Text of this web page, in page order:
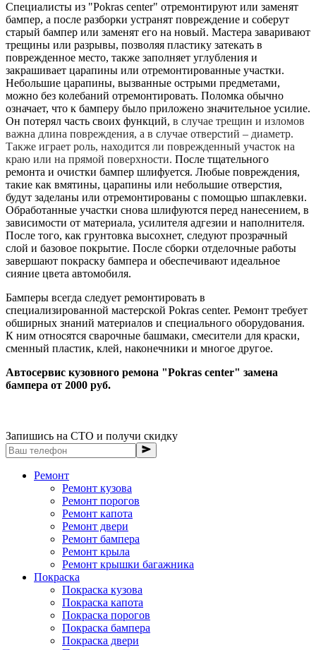
Специалисты из "Pokras center" отремонтируют или заменят
бампер, а после разборки устранят повреждение и соберут
старый бампер или заменят его на новый. Мастера заваривают
трещины или разрывы, позволяя пластику затекать в
поврежденное место, также заполняет углубления и
закрашивает царапины или отремонтированные участки.
Небольшие царапины, вызванные острыми предметами,
можно без колебаний отремонтировать. Поломка обычно
означает, что к бамперу было приложено значительное усилие.
Он потерял часть своих функций, в случае трещин и изломов
важна длина повреждения, а в случае отверстий – диаметр.
Также играет роль, находится ли поврежденный участок на
краю или на прямой поверхности. После тщательного
ремонта и очистки бампер шлифуется. Любые повреждения,
такие как вмятины, царапины или небольшие отверстия,
будут заделаны или отремонтированы с помощью шпаклевки.
Обработанные участки снова шлифуются перед нанесением, в
зависимости от материала, усилителя адгезии и наполнителя.
После того, как грунтовка высохнет, следуют прозрачный
слой и базовое покрытие. После сборки отделочные работы
завершают покраску бампера и обеспечивают идеальное
сияние цвета автомобиля.
Бамперы всегда следует ремонтировать в
специализированной мастерской Pokras center. Ремонт требует
обширных знаний материалов и специального оборудования.
К ним относятся сварочные башмаки, смесители для краски,
сменный пластик, клей, наконечники и многое другое.
Автосервис кузовного ремона "Pokras center" замена
бампера от 2000 руб.
Запишись на СТО и получи скидку
Ремонт
Ремонт кузова
Ремонт порогов
Ремонт капота
Ремонт двери
Ремонт бампера
Ремонт крыла
Ремонт крышки багажника
Покраска
Покраска кузова
Покраска капота
Покраска порогов
Покраска бампера
Покраска двери